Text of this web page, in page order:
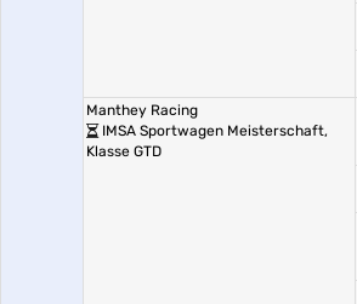
Manthey Racing
IMSA Sportwagen Meisterschaft,
Klasse GTD